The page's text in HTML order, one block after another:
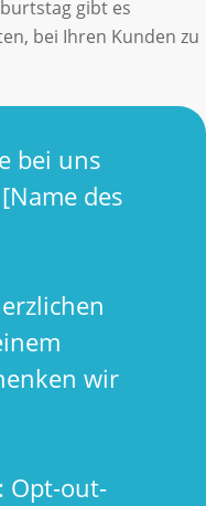
gibt es
bei Ihren Kunden zu
bei uns
des
wir
Opt-out-